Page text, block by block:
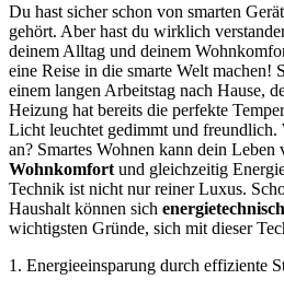
Du hast sicher schon von smarten
gehört. Aber hast du wirklich
deinem Alltag und deinem
eine Reise in die smarte Welt machen!
einem langen Arbeitstag nach Hause,
Heizung hat bereits die perfekte
Licht leuchtet gedimmt und freundlich.
an? Smartes Wohnen kann dein Leben
Wohnkomfort und gleichzeitig
Technik ist nicht nur reiner Luxus.
Haushalt können sich energietechnisch
wichtigsten Gründe, sich mit dieser
1. Energieeinsparung durch effiziente